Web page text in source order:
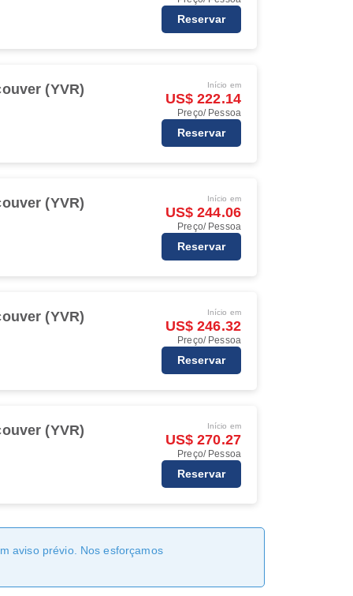
Reservar
(YVR) Início em
US$ 222.14
Preço/ Pessoa
Reservar
(YVR) Início em
US$ 244.06
Preço/ Pessoa
Reservar
(YVR) Início em
US$ 246.32
Preço/ Pessoa
Reservar
(YVR) Início em
US$ 270.27
Preço/ Pessoa
Reservar
aviso prévio. Nos esforçamos